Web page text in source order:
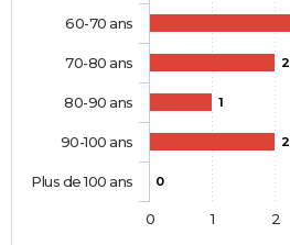
2
1
2
0
60-70 ans
70-80 ans
80-90 ans
90-100 ans
Plus de 100 ans
0 1 2